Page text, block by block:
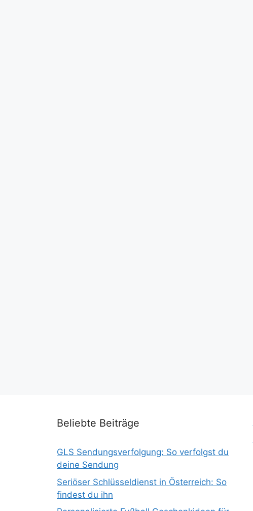
Beliebte Beiträge
GLS Sendungsverfolgung: So verfolgst du
deine Sendung
Seriöser Schlüsseldienst in Österreich: So
findest du ihn